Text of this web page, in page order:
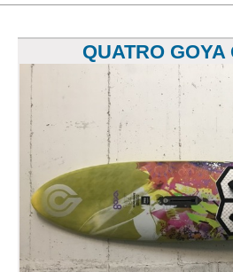
QUATRO GOYA